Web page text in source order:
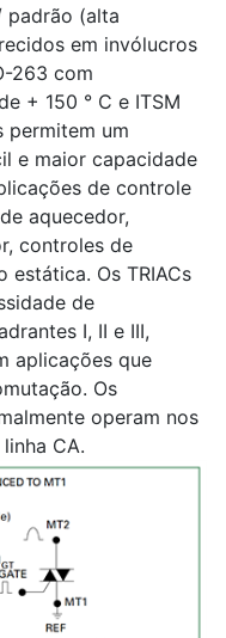
padrão (alta
em invólucros
263 com
+ 150 ° C e ITSM
permitem um
e maior capacidade
de controle
aquecedor,
controles de
estática. Os TRIACs
de
I, II e III,
aplicações que
Os
operam nos
CA.